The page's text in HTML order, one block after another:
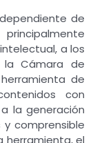
de
a los
Cámara de
de
con
la generación
comprensible
herramienta, el